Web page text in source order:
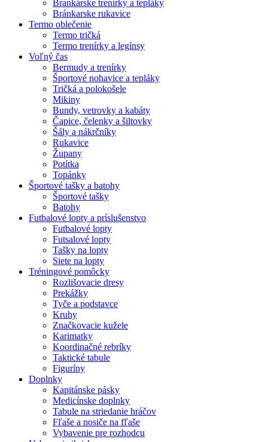
Brankárske trenírky a tepláky
Bránkarske rukavice
Termo oblečenie
Termo tričká
Termo trenírky a legínsy
Voľný čas
Bermudy a trenírky
Športové nohavice a tepláky
Tričká a polokošele
Mikiny
Bundy, vetrovky a kabáty
Čapice, čelenky a šiltovky
Šály a nákrčníky
Rukavice
Župany
Potítka
Topánky
Športové tašky a batohy
Športové tašky
Batohy
Futbalové lopty a príslušenstvo
Futbalové lopty
Futsalové lopty
Tašky na lopty
Siete na lopty
Tréningové pomôcky
Rozlišovacie dresy
Prekážky
Tyče a podstavce
Kruhy
Značkovacie kužele
Karimatky
Koordinačné rebríky
Taktické tabule
Figuríny
Doplnky
Kapitánske pásky
Medicínske doplnky
Tabule na striedanie hráčov
Fľaše a nosiče na fľaše
Vybavenie pre rozhodcu